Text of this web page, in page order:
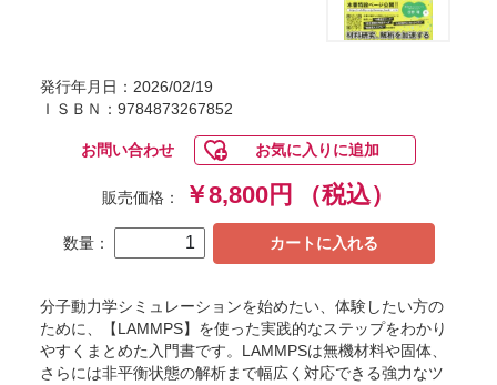
発行年月日：2026/02/19
ＩＳＢＮ：9784873267852
お問い合わせ お気に入りに追加
販売価格： ￥8,800円 （税込）
数量： カートに入れる
分子動力学シミュレーションを始めたい、体験したい方の
ために、【LAMMPS】を使った実践的なステップをわかり
やすくまとめた入門書です。LAMMPSは無機材料や固体、
さらには非平衡状態の解析まで幅広く対応できる強力なツ